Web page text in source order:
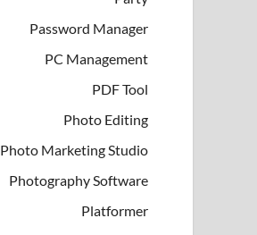
Password Manager
PC Management
PDF Tool
Photo Editing
Photo Marketing Studio
Photography Software
Platformer